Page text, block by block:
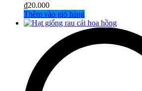
₫20.000
Thêm vào giỏ hàng